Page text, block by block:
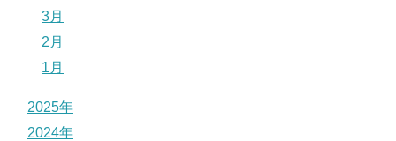
3月
2月
1月
2025年
2024年